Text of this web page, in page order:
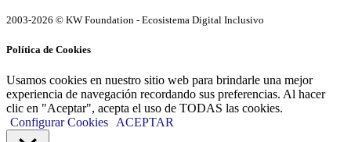
2003-2026 © KW Foundation - Ecosistema Digital Inclusivo
Política de Cookies
Usamos cookies en nuestro sitio web para brindarle una mejor
experiencia de navegación recordando sus preferencias. Al hacer
clic en "Aceptar", acepta el uso de TODAS las cookies.
Configurar Cookies
ACEPTAR